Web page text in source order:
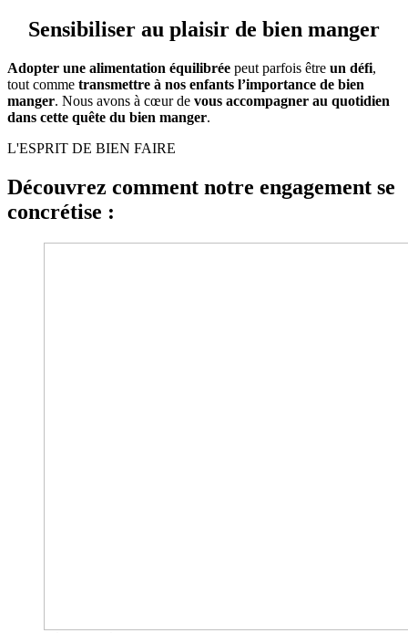
Sensibiliser au plaisir de bien manger
Adopter une alimentation équilibrée peut parfois être un défi,
tout comme transmettre à nos enfants l’importance de bien
manger. Nous avons à cœur de vous accompagner au quotidien
dans cette quête du bien manger.
L'ESPRIT DE BIEN FAIRE
Découvrez comment notre engagement se
concrétise :